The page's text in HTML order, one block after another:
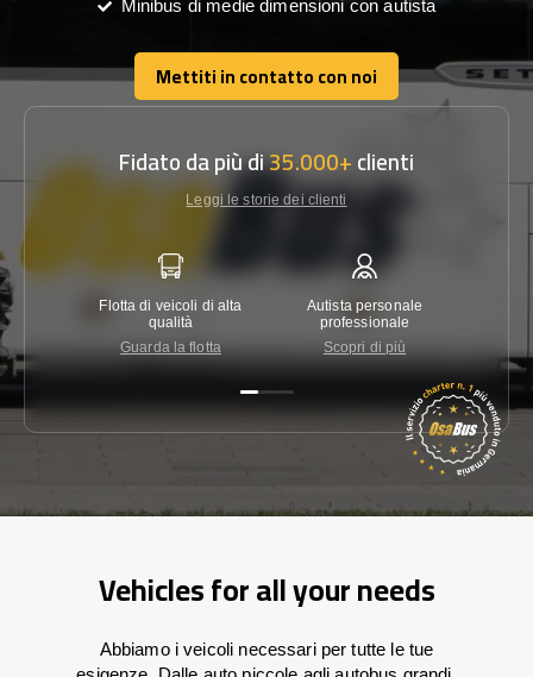
Minibus di medie dimensioni con autista
Mettiti in contatto con noi
Mettiti in contatto con noi
Fidato da più di35.000+clienti
Leggi le storie dei clienti
Flotta di veicoli di alta
qualità
Guarda la flotta
Autista personale
professionale
Scopri di più
Vehicles for all your needs
Abbiamo i veicoli necessari per tutte le tue